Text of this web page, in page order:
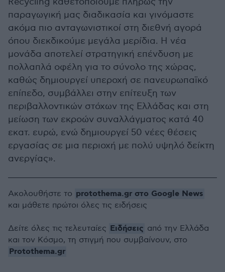
παραγωγική μας διαδικασία και γινόμαστε
ακόμα πιο ανταγωνιστικοί στη διεθνή αγορά
όπου διεκδικούμε μεγάλα μερίδια. Η νέα
μονάδα αποτελεί στρατηγική επένδυση με
πολλαπλά οφέλη για το σύνολο της χώρας,
καθώς δημιουργεί υπεροχή σε πανευρωπαϊκό
επίπεδο, συμβάλλει στην επίτευξη των
περιβαλλοντικών στόχων της Ελλάδας και στη
μείωση των εκροών συναλλάγματος κατά 40
εκατ. ευρώ, ενώ δημιουργεί 50 νέες θέσεις
εργασίας σε μια περιοχή με πολύ υψηλό δείκτη
ανεργίας».
Ακολουθήστε το protothema.gr στο Google News
και μάθετε πρώτοι όλες τις ειδήσεις
Δείτε όλες τις τελευταίες Ειδήσεις από την Ελλάδα
και τον Κόσμο, τη στιγμή που συμβαίνουν, στο
Protothema.gr